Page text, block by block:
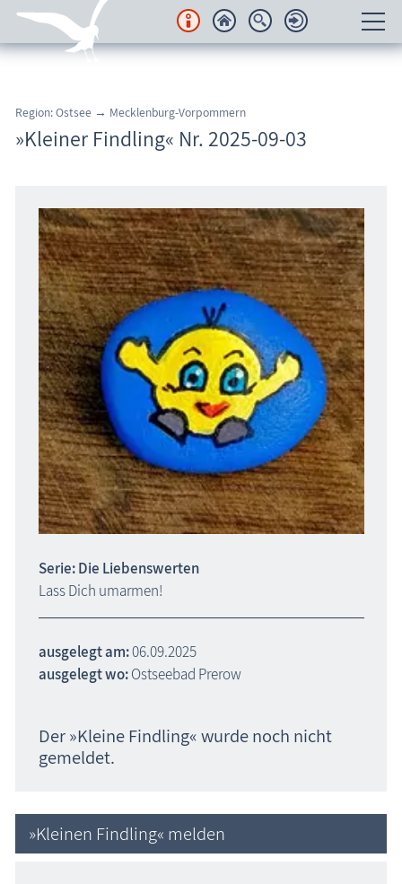
Regionales
Karten
Freizeit
Wissenswertes
Veranstaltungen
Blog
Region: Ostsee → Mecklenburg-Vorpommern
»Kleiner Findling« Nr. 2025-09-03
Serie: Die Liebenswerten
Lass Dich umarmen!
ausgelegt am:06.09.2025
ausgelegt wo:Ostseebad Prerow
Der »Kleine Findling« wurde noch nicht
gemeldet.
»Kleinen Findling« melden